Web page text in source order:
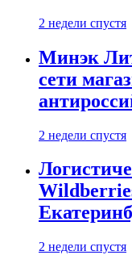
2 недели спустя
Минэк
сети
2 недели спустя
2 недели спустя